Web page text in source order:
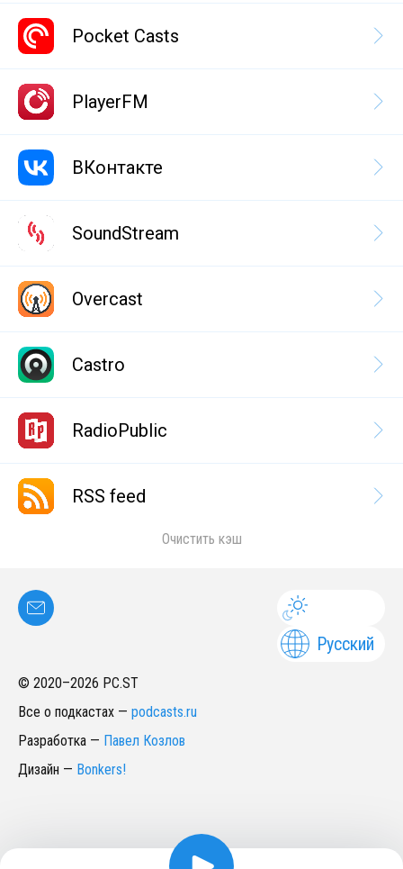
Pocket Casts
PlayerFM
ВКонтакте
SoundStream
Overcast
Castro
RadioPublic
RSS feed
Очистить кэш
Русский
© 2020–2026 PC.ST
Все о подкастах — podcasts.ru
Разработка — Павел Козлов
Дизайн — Bonkers!